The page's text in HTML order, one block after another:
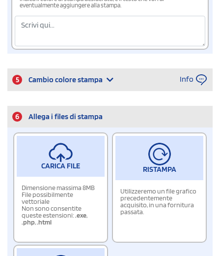
eventualmente aggiungere alla stampa.
5 Cambio colore stampa Info
6 Allega i files di stampa
CARICA FILE
Dimensione massima 8MB
File possibilmente
vettoriale
Non sono consentite
queste estensioni:.exe,
.php,.html
RISTAMPA
Utilizzeremo un file grafico
precedentemente
acquisito, in una fornitura
passata.